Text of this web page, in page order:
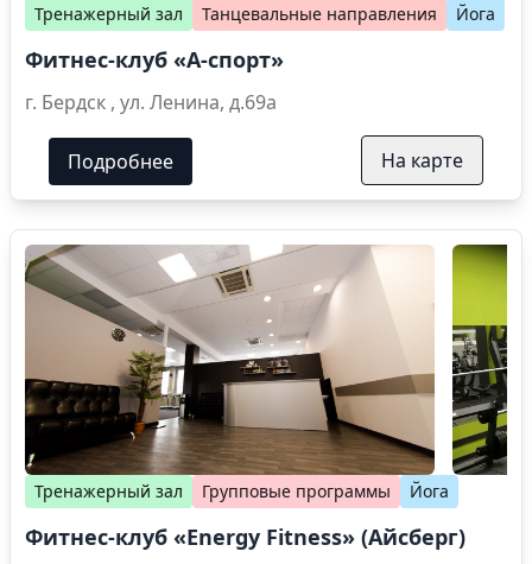
Тренажерный зал Танцевальные направления Йога
Фитнес-клуб «А-спорт»
г. Бердск , ул. Ленина, д.69а
Подробнее На карте
Тренажерный зал Групповые программы Йога
Фитнес-клуб «Energy Fitness» (Айсберг)